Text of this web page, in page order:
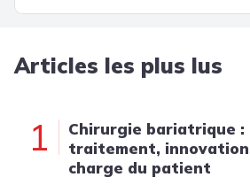
Articles les plus lus
1
Chirurgie bariatrique :
traitement,
charge du patient